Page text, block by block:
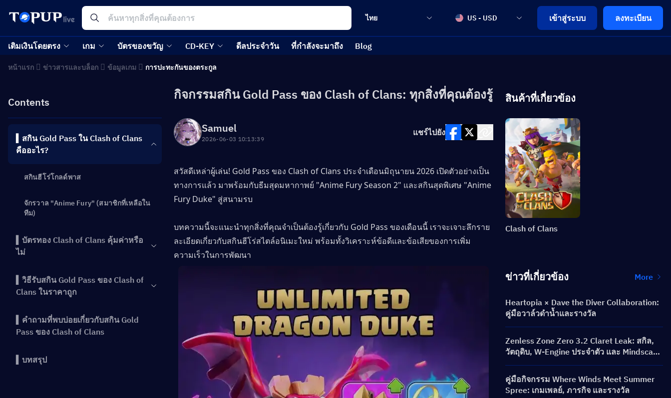
ไทย US - USD เข้าสู่ระบบ ลงทะเบียน
เติมเงินโดยตรง เกม บัตรของขวัญ CD-KEY ดีลประจำวัน ที่กำลังจะมาถึง Blog
หน้าแรก ข่าวสารและบล็อก ข้อมูลเกม การปะทะกันของตระกูล
Contents
▍สกิน Gold Pass ใน Clash of Clans
คืออะไร?
สกินฮีโร่โกลด์พาส
จักรวาล "Anime Fury" (สมาชิกที่เหลือใน
ทีม)
▍บัตรทอง Clash of Clans คุ้มค่าหรือ
ไม่
▍วิธีรับสกิน Gold Pass ของ Clash of
Clans ในราคาถูก
▍คำถามที่พบบ่อยเกี่ยวกับสกิน Gold
Pass ของ Clash of Clans
▍บทสรุป
กิจกรรมสกิน Gold Pass ของ Clash of Clans: ทุกสิ่งที่คุณต้องรู้
Samuel
2026-06-03 10:13:39
แชร์ไปยัง
สวัสดีเหล่าผู้เล่น! Gold Pass ของ Clash of Clans ประจำเดือนมิถุนายน 2026 เปิดตัวอย่างเป็น
ทางการแล้ว มาพร้อมกับธีมสุดมหากาพย์ "Anime Fury Season 2" และสกินสุดพิเศษ "Anime
Fury Duke" สู่สนามรบ
บทความนี้จะแนะนำทุกสิ่งที่คุณจำเป็นต้องรู้เกี่ยวกับ Gold Pass ของเดือนนี้ เราจะเจาะลึกราย
ละเอียดเกี่ยวกับสกินฮีโร่สไตล์อนิเมะใหม่ พร้อมทั้งวิเคราะห์ข้อดีและข้อเสียของการเพิ่ม
ความเร็วในการพัฒนา
สินค้าที่เกี่ยวข้อง
Clash of Clans
ข่าวที่เกี่ยวข้อง More
Heartopia × Dave the Diver Collaboration:
คู่มือวาล์วดำน้ำและรางวัล
Zenless Zone Zero 3.2 Claret Leak: สกิล,
วัตถุดิบ, W-Engine ประจำตัว และ Mindscape
Cinema
คู่มือกิจกรรม Where Winds Meet Summer
Spree: เกมเพลย์, ภารกิจ และรางวัล